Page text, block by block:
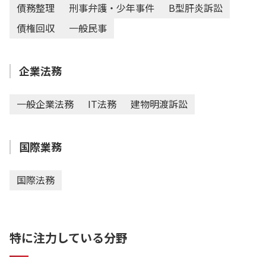
債務整理
刑事弁護・少年事件
B型肝炎訴訟
債権回収
一般民事
企業法務
一般企業法務 IT法務 建物明渡訴訟
国際業務
国際法務
特に注力している分野